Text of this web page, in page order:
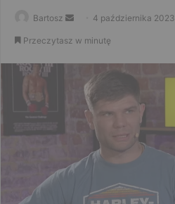
Bartosz
Send 4 października 2023
Przeczytasz w minutę